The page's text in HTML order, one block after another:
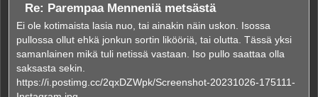
Re: Parempaa Menneniä metsästä
Ei ole kotimaista lasia nuo, tai ainakin näin uskon. Isossa
pullossa ollut ehkä jonkun sortin likööriä, tai olutta. Tässä yksi
samanlainen mikä tuli netissä vastaan. Iso pullo saattaa olla
saksasta sekin.
https://i.postimg.cc/2qxDZWpk/Screenshot-20231026-175111-